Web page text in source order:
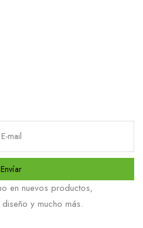
Envíar
en nuevos productos,
y mucho más.